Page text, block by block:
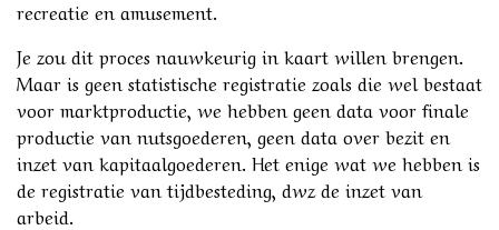
recreatie en amusement.
Je zou dit proces nauwkeurig in kaart willen brengen.
Maar is geen statistische registratie zoals die wel bestaat
voor marktproductie, we hebben geen data voor finale
productie van nutsgoederen, geen data over bezit en
inzet van kapitaalgoederen. Het enige wat we hebben is
de registratie van tijdbesteding, dwz de inzet van
arbeid.